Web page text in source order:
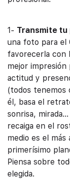
1- Transmite
una foto para el
favorecerla con
mejor
actitud y
(todos tenemos
él, basa el
sonrisa,
recaiga en el
medio es el
primerísimo
Piensa sobre
elegida.